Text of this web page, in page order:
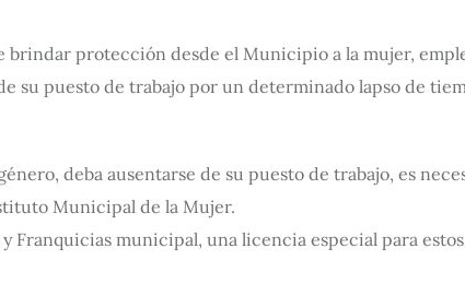
protección desde el Municipio a la mujer,
su puesto de trabajo por un determinado lapso de
deba ausentarse de su puesto de trabajo, es
Municipal de la Mujer.
municipal, una licencia especial para estos